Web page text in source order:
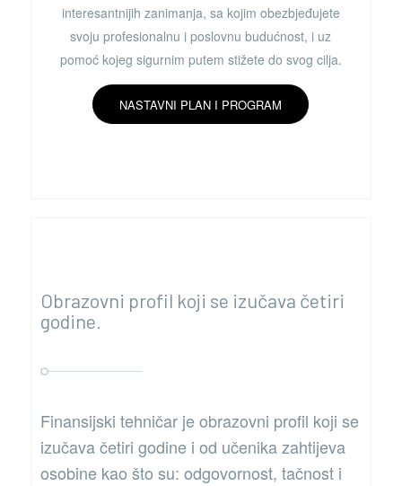
interesantnijih zanimanja, sa kojim obezbjeđujete
svoju profesionalnu i poslovnu budućnost, i uz
pomoć kojeg sigurnim putem stižete do svog cilja.
NASTAVNI PLAN I PROGRAM
Obrazovni profil koji se izučava četiri
godine.
Finansijski tehničar je obrazovni profil koji se
izučava četiri godine i od učenika zahtijeva
osobine kao što su: odgovornost, tačnost i